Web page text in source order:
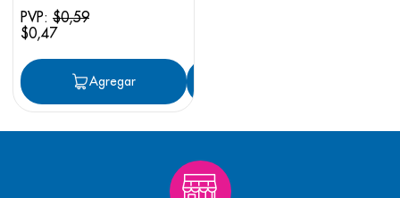
PVP: $0,59
$0,47
Agregar